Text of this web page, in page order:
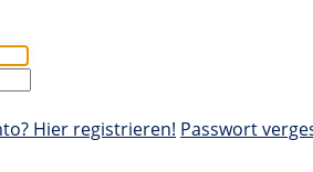
Hier registrieren! Passwort